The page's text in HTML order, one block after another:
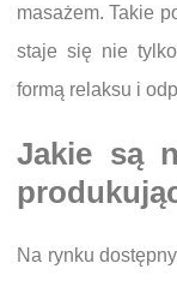
masażem. Takie
staje się nie
formą relaksu i
Jakie są
Na rynku